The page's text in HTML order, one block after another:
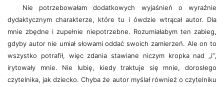
Nie potrzebowałam dodatkowych wyjaśnień o wyraźnie
dydaktycznym charakterze, które tu i ówdzie wtrącał autor. Dla
mnie zbędne i zupełnie niepotrzebne. Rozumiałabym ten zabieg,
gdyby autor nie umiał słowami oddać swoich zamierzeń. Ale on to
wszystko potrafił, więc zdania stawiane niczym kropka nad „i”,
irytowały mnie. Nie lubię, kiedy traktuje się mnie, dorosłego
czytelnika, jak dziecko. Chyba że autor myślał również o czytelniku